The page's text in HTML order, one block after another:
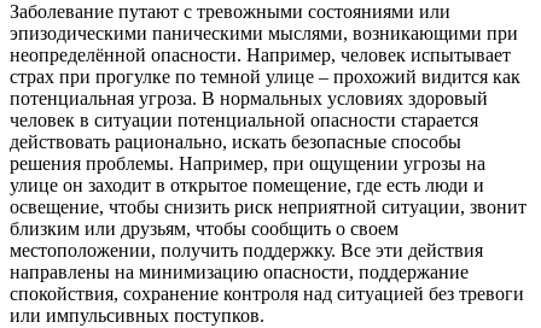
Заболевание путают с тревожными состояниями или
эпизодическими паническими мыслями, возникающими при
неопределённой опасности. Например, человек испытывает
страх при прогулке по темной улице – прохожий видится как
потенциальная угроза. В нормальных условиях здоровый
человек в ситуации потенциальной опасности старается
действовать рационально, искать безопасные способы
решения проблемы. Например, при ощущении угрозы на
улице он заходит в открытое помещение, где есть люди и
освещение, чтобы снизить риск неприятной ситуации, звонит
близким или друзьям, чтобы сообщить о своем
местоположении, получить поддержку. Все эти действия
направлены на минимизацию опасности, поддержание
спокойствия, сохранение контроля над ситуацией без тревоги
или импульсивных поступков.